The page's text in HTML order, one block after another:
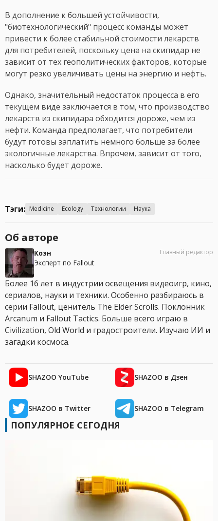
В дополнение к большей устойчивости,
"биотехнологический" процесс команды может
привести к более стабильной стоимости лекарств
для потребителей, поскольку цена на скипидар не
зависит от тех геополитических факторов, которые
могут резко увеличивать цены на энергию и нефть.
Однако, значительный недостаток процесса в его
текущем виде заключается в том, что производство
лекарств из скипидара обходится дороже, чем из
нефти. Команда предполагает, что потребители
будут готовы заплатить немного больше за более
экологичные лекарства. Впрочем, зависит от того,
насколько будет дороже.
Тэги: Medicine Ecology Технологии Наука
Об авторе
Коэн
Эксперт по Fallout
Главный редактор
Более 16 лет в индустрии освещения видеоигр, кино,
сериалов, науки и техники. Особенно разбираюсь в
серии Fallout, ценитель The Elder Scrolls. Поклонник
Arcanum и Fallout Tactics. Больше всего играю в
Civilization, Old World и градостроители. Изучаю ИИ и
загадки космоса.
SHAZOO YouTube SHAZOO в Дзен
SHAZOO в Twitter SHAZOO в Telegram
ПОПУЛЯРНОЕ СЕГОДНЯ